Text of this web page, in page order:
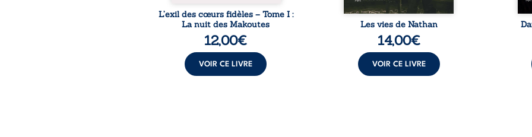
L’exil des cœurs fidèles – Tome I :
La nuit des Makoutes
12,00€
VOIR CE LIVRE
Les vies de Nathan
14,00€
VOIR CE LIVRE